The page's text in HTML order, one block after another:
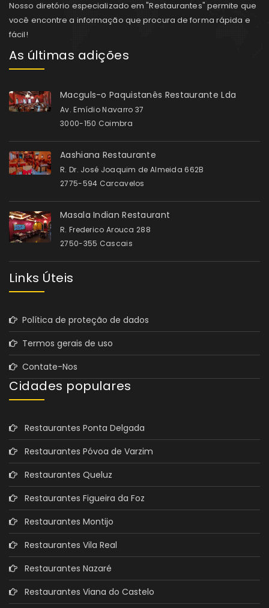
Nosso diretório especializado em "Restaurantes" permite que
você encontre a informação que procura de forma rápida e
fácil!
As últimas adições
Macguls-o Paquistanês Restaurante Lda
Av. Emídio Navarro 37
3000-150 Coimbra
Aashiana Restaurante
R. Dr. José Joaquim de Almeida 662B
2775-594 Carcavelos
Masala Indian Restaurant
R. Frederico Arouca 288
2750-355 Cascais
Links Úteis
Política de proteção de dados
Termos gerais de uso
Contate-Nos
Cidades populares
Restaurantes Ponta Delgada
Restaurantes Póvoa de Varzim
Restaurantes Queluz
Restaurantes Figueira da Foz
Restaurantes Montijo
Restaurantes Vila Real
Restaurantes Nazaré
Restaurantes Viana do Castelo